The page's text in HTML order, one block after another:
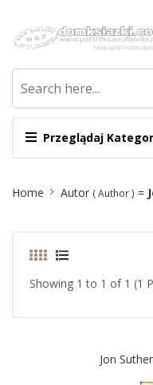
Przeglądaj
Breadcrumb
Home Autor ( Author ) =
Showing 1 to 1 of 1 (1
Jon